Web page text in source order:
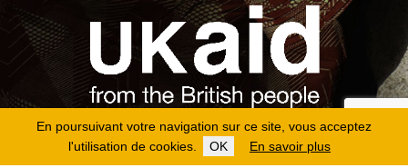
En poursuivant votre navigation sur ce site, vous acceptez
l'utilisation de cookies.
OK En savoir plus